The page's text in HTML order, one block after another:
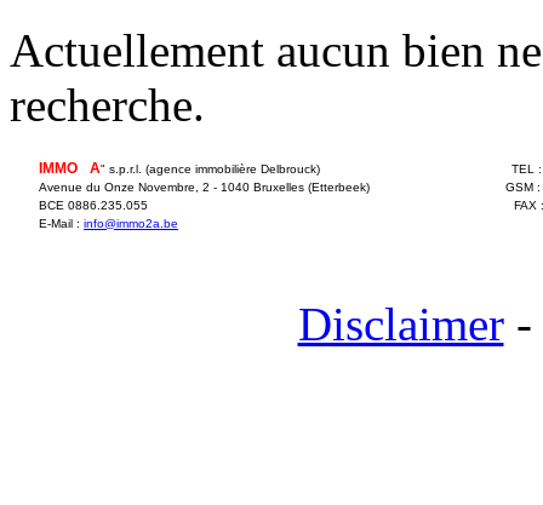
Actuellement aucun bien
recherche.
IMMO A" s.p.r.l. (agence immobilière Delbrouck)
Avenue du Onze Novembre, 2 - 1040 Bruxelles (Etterbeek)
BCE 0886.235.055
E-Mail : info@immo2a.be
TEL
GSM
FAX
Disclaimer-